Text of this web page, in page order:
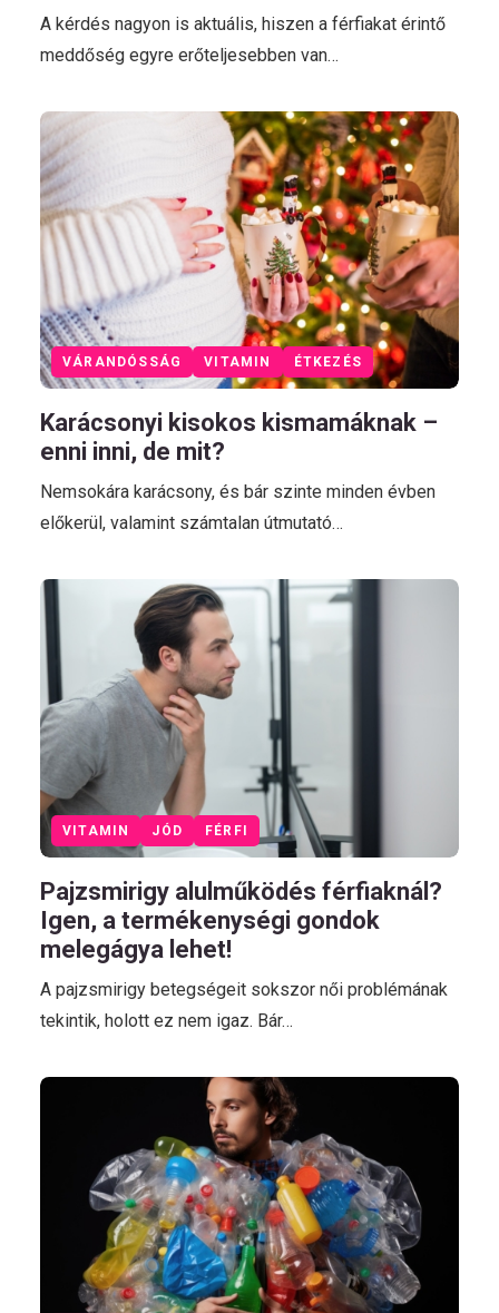
A kérdés nagyon is aktuális, hiszen a férfiakat érintő
meddőség egyre erőteljesebben van…
VÁRANDÓSSÁG VITAMIN ÉTKEZÉS
Karácsonyi kisokos kismamáknak –
enni inni, de mit?
Nemsokára karácsony, és bár szinte minden évben
előkerül, valamint számtalan útmutató…
VITAMIN JÓD FÉRFI
Pajzsmirigy alulműködés férfiaknál?
Igen, a termékenységi gondok
melegágya lehet!
A pajzsmirigy betegségeit sokszor női problémának
tekintik, holott ez nem igaz. Bár…